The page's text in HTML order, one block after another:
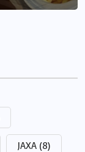
JAXA (8)